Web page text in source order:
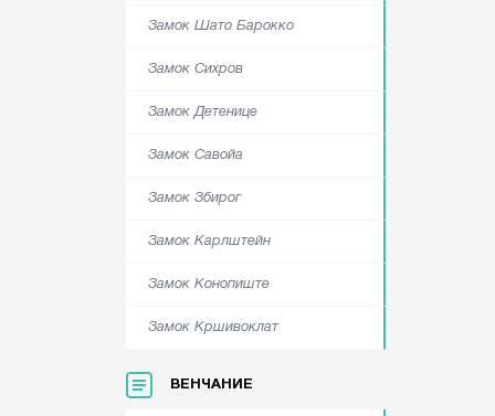
Замок Шато Барокко
Замок Сихров
Замок Детенице
Замок Савойа
Замок Збирог
Замок Карлштейн
Замок Конопиште
Замок Кршивоклат
ВЕНЧАНИЕ